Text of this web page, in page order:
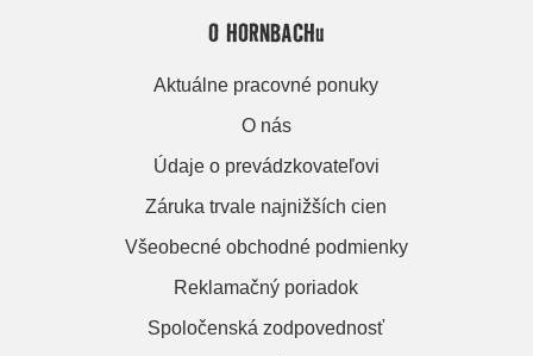
O HORNBACHu
Aktuálne pracovné ponuky
O nás
Údaje o prevádzkovateľovi
Záruka trvale najnižších cien
Všeobecné obchodné podmienky
Reklamačný poriadok
Spoločenská zodpovednosť